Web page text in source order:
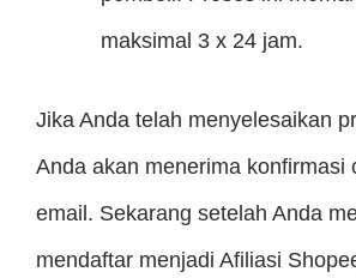
maksimal 3 x 24 jam.
Jika Anda telah menyelesaikan
Anda akan menerima konfirmasi
email. Sekarang setelah Anda
mendaftar menjadi Afiliasi